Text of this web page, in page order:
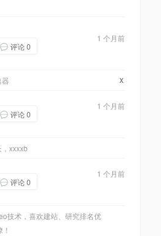
1 个月前
评论 0
x
1 个月前
评论 0
xxxxb
1 个月前
评论 0
技术，喜欢建站、研究排名优